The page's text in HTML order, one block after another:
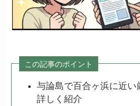
この記事のポイント
与論島で百合ヶ浜に近い
詳しく紹介